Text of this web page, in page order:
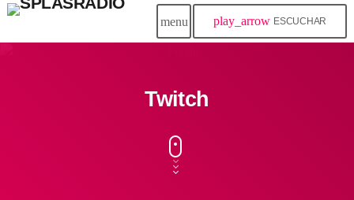
menu play_arrow ESCUCHAR
Twitch